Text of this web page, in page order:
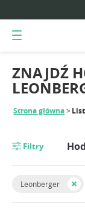
Strona główna
ZNAJDŹ
Filtry
Leonberger